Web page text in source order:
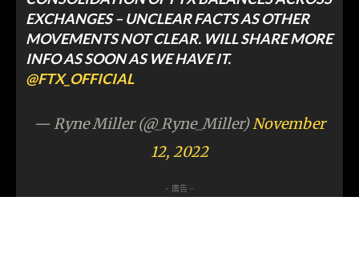
EXCHANGES – UNCLEAR FACTS AS OTHER
MOVEMENTS NOT CLEAR. WILL SHARE MORE
INFO AS SOON AS WE HAVE IT.
@FTX_OFFICIAL
— Ryne Miller (@_Ryne_Miller)November
12, 2022
- 廣告 -